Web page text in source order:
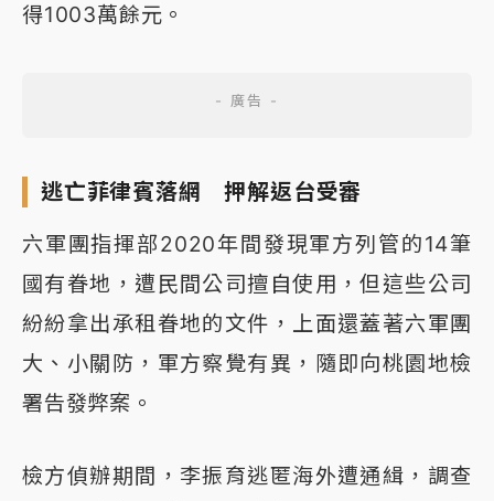
得1003萬餘元。
逃亡菲律賓落網 押解返台受審
六軍團指揮部2020年間發現軍方列管的14筆
國有眷地，遭民間公司擅自使用，但這些公司
紛紛拿出承租眷地的文件，上面還蓋著六軍團
大、小關防，軍方察覺有異，隨即向桃園地檢
署告發弊案。
檢方偵辦期間，李振育逃匿海外遭通緝，調查